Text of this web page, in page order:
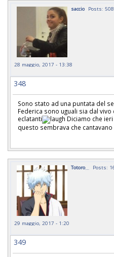
saccio Posts:
28 maggio, 2017 - 13:38
348
Sono stato ad una puntata del
Federica sono uguali sia dal
eclatanti
Diciamo che
questo sembrava che
Totoro__ Posts:
29 maggio, 2017 - 1:20
349